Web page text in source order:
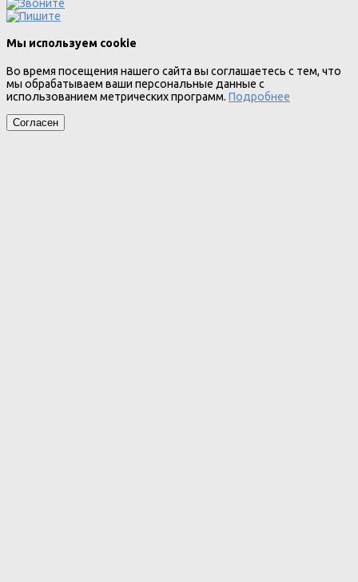
Мы используем cookie
Во время посещения нашего сайта вы соглашаетесь с тем, что
мы обрабатываем ваши персональные данные с
использованием метрических программ. Подробнее
Согласен